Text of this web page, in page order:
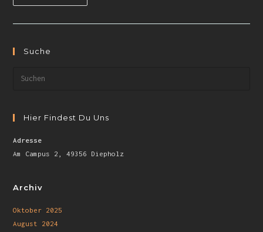
Suche
Hier Findest Du Uns
Adresse
Am Campus 2, 49356 Diepholz
Archiv
Oktober 2025
August 2024